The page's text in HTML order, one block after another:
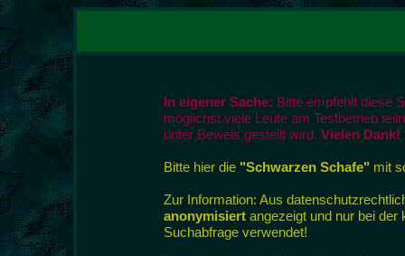
In eigener Sache: Bitte empfehlt diese
möglichst viele Leute am Testbetrieb
unter Beweis gestellt wird. Vielen Dank!
Bitte hier die "Schwarzen Schafe" mit
Zur Information: Aus
anonymisiert angezeigt und nur bei der
Suchabfrage verwendet!